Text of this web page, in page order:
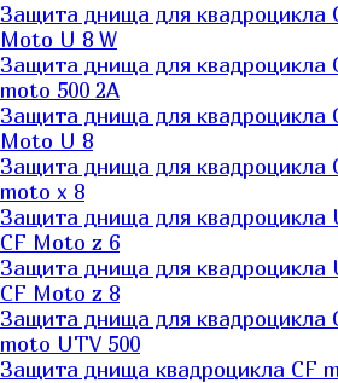
Защита днища для квадроцикла
Moto U 8 W
Защита днища для квадроцикла
moto 500 2A
Защита днища для квадроцикла
Moto U 8
Защита днища для квадроцикла
moto x 8
Защита днища для квадроцикла
CF Moto z 6
Защита днища для квадроцикла
CF Moto z 8
Защита днища для квадроцикла
moto UTV 500
Защита днища квадроцикла СF